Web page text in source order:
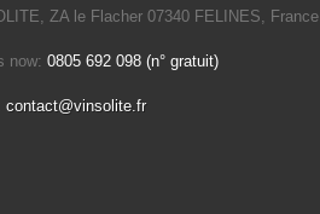
ZA le Flacher 07340 FELINES, France
now: 0805 692 098 (n° gratuit)
contact@vinsolite.fr